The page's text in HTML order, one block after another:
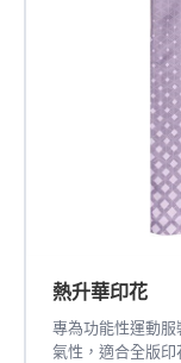
熱升華印花
專為功能性運動
氣性，適合全版印